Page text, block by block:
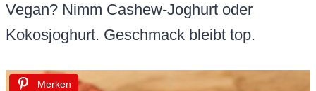
Vegan? Nimm Cashew-Joghurt oder
Kokosjoghurt. Geschmack bleibt top.
Merken